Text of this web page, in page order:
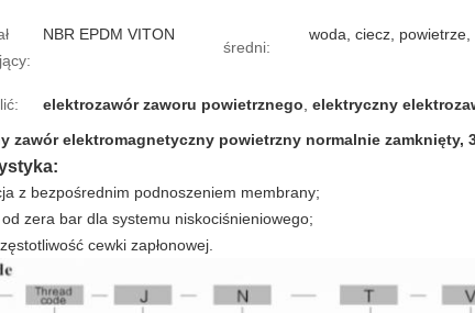
NBR EPDM VITON
średni:
woda, ciecz,
elektrozawór zaworu powietrznego elektryczny
zawór elektromagnetyczny powietrzny normalnie zamknięty,
z bezpośrednim podnoszeniem membrany;
zera bar dla systemu niskociśnieniowego;
cewki zapłonowej.